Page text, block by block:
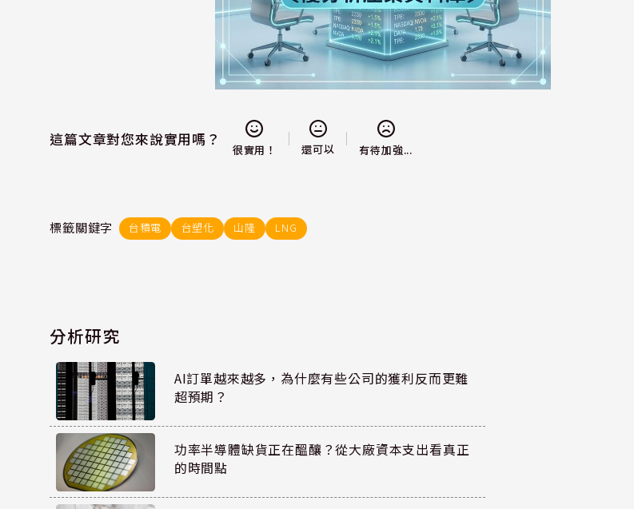
這篇文章對您來說實用嗎？
很實用！ 還可以 有待加強...
標籤關鍵字 台積電 台塑化 山隆 LNG
分析研究
AI訂單越來越多，為什麼有些公司的獲利反而更難
超預期？
功率半導體缺貨正在醞釀？從大廠資本支出看真正
的時間點